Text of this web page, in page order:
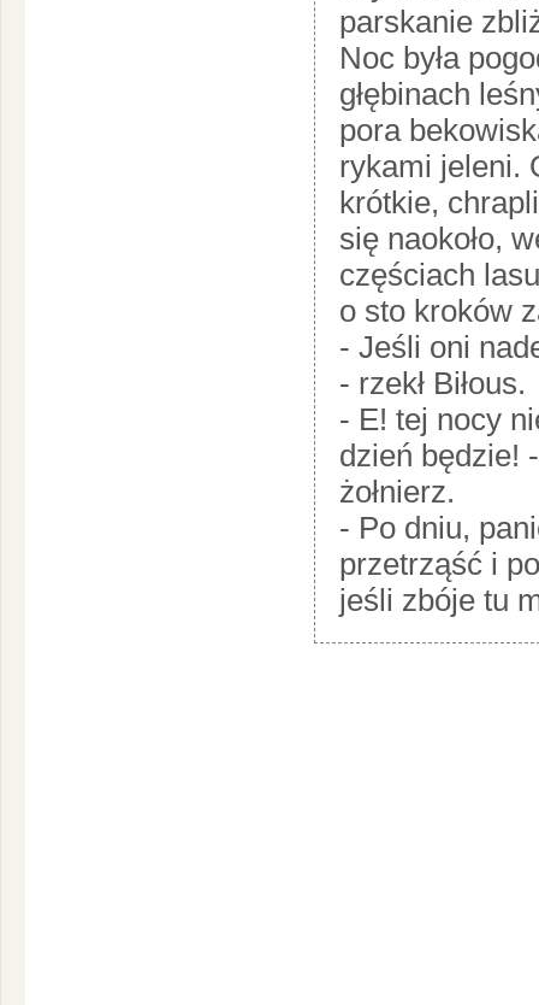
parskanie
Noc była
głębinach
pora
rykami jeleni.
krótkie,
się naokoło,
częściach
o sto kroków
- Jeśli oni
- rzekł Biłous.
- E! tej nocy
dzień będzie!
żołnierz.
- Po dniu,
przetrząść i
jeśli zbóje tu